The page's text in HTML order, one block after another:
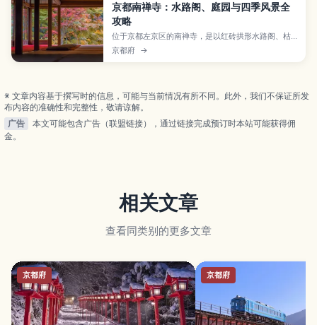
京都南禅寺：水路阁、庭园与四季风景全
攻略
位于京都左京区的南禅寺，是以红砖拱形水路阁、枯
山水方丈庭园和幽静的南禅院而闻名的人气禅寺。本
文将为你介绍从樱花到红叶的四季看点、茶道体验的
京都府 →
※ 文章内容基于撰写时的信息，可能与当前情况有所不同。此外，我们不保证所发
布内容的准确性和完整性，敬请谅解。
广告
本文可能包含广告（联盟链接），通过链接完成预订时本站可能获得佣
金。
相关文章
查看同类别的更多文章
京都府 京都府